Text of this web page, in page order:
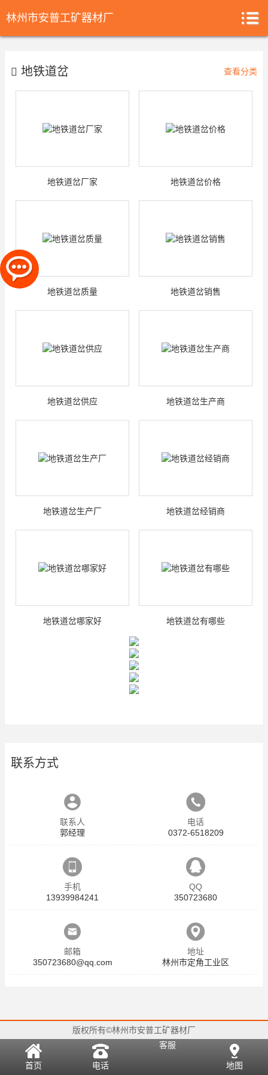
林州市安普工矿器材厂
地铁道岔 查看分类
地铁道岔厂家 地铁道岔价格
地铁道岔质量 地铁道岔销售
地铁道岔供应 地铁道岔生产商
地铁道岔生产厂 地铁道岔经销商
地铁道岔哪家好 地铁道岔有哪些
联系方式
联系人
郭经理
电话
0372-6518209
手机
13939984241
QQ
350723680
邮箱
350723680@qq.com
地址
林州市定角工业区
版权所有©林州市安普工矿器材厂
首页 电话
客服
地图